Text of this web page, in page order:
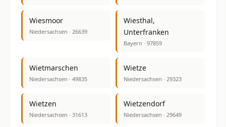
Wiesmoor
Niedersachsen · 26639
Wiesthal,
Unterfranken
Bayern · 97859
Wietmarschen
Niedersachsen · 49835
Wietze
Niedersachsen · 29323
Wietzen
Niedersachsen · 31613
Wietzendorf
Niedersachsen · 29649